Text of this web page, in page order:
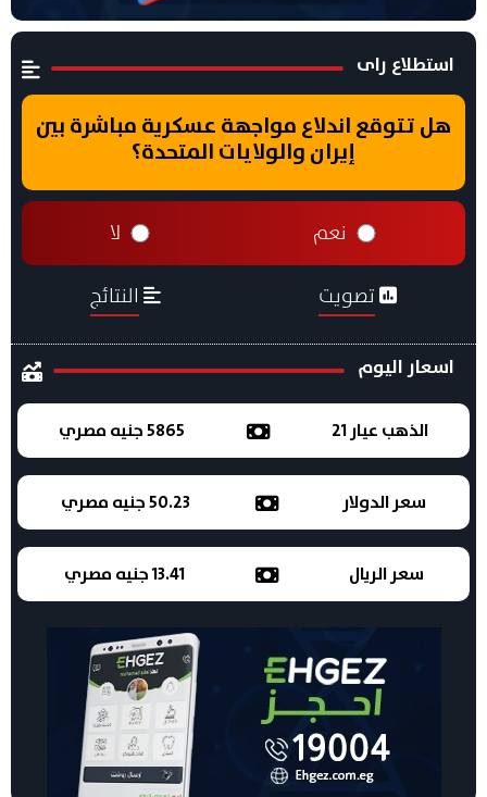
استطلاع راى
هل تتوقع اندلاع مواجهة عسكرية مباشرة بين
إيران والولايات المتحدة؟
نعم لا
تصويت النتائج
اسعار اليوم
الذهب عيار 21 5865 جنيه مصري
سعر الدولار 50.23 جنيه مصري
سعر الريال 13.41 جنيه مصري